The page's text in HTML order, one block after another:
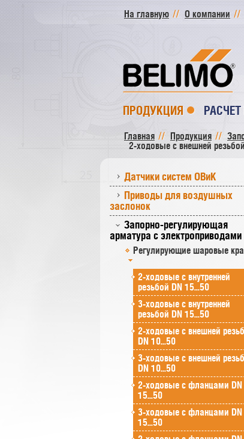
На главную О компании
ПРОДУКЦИЯ
Главная Продукция
2-ходовые с внешней
Датчики систем ОВиК
Приводы для воздушных
заслонок
Запорно-регулирующая
арматура с электроприводами
Регулирующие шаровые
2-ходовые с внутренней
резьбой DN 15...50
3-ходовые с внутренней
резьбой DN 15...50
2-ходовые с внешней
DN 10...50
3-ходовые с внешней
DN 10...50
2-ходовые с фланцами DN
15...50
3-ходовые с фланцами DN
15...50